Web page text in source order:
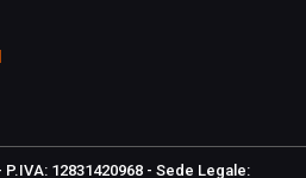
P.IVA: 12831420968 - Sede Legale: